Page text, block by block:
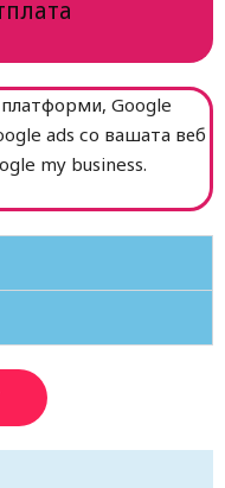
Google
ads со вашата веб
my business.